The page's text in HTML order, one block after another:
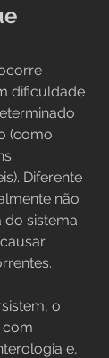
dificuldade
(como
Diferente
não
do sistema
o
com
e,